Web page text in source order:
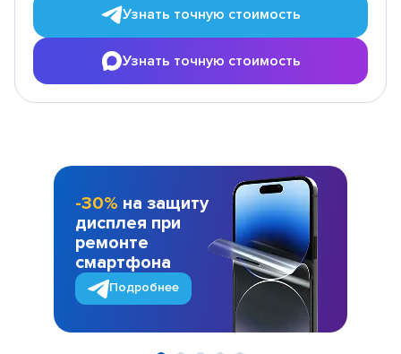
Узнать точную стоимость
Узнать точную стоимость
-30% на защиту
дисплея при
ремонте
смартфона
Подробнее